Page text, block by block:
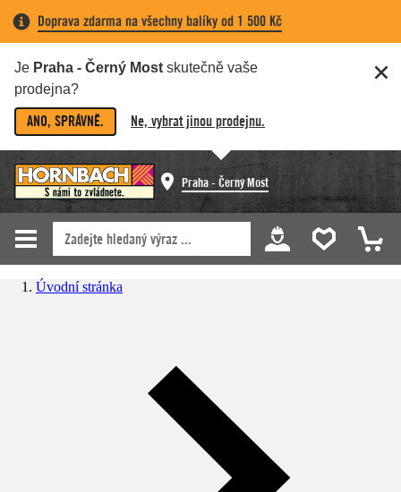
Doprava zdarma na všechny balíky od 1 500 Kč
Je Praha - Černý Most skutečně vaše
prodejna?
ANO, SPRÁVNĚ. Ne, vybrat jinou prodejnu.
Praha - Černý Most
Úvodní stránka